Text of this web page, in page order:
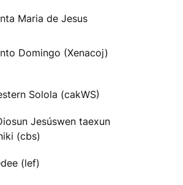
Maria de Jesus
Domingo (Xenacoj)
Solola (cakWS)
Jesúswen taexun
(cbs)
(lef)